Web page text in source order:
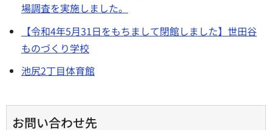
場調査を実施しました。
【令和4年5月31日をもちまして閉館しました】世田谷
ものづくり学校
池尻2丁目体育館
お問い合わせ先